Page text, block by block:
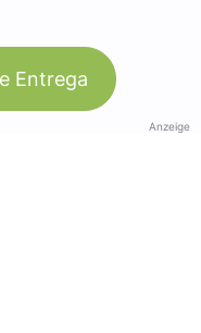
Entrega
Anzeige